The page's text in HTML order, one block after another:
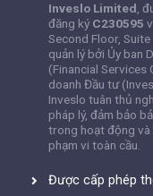
Inveslo Limited ,
đăng ký C230595
Second Floor,
quản lý bởi Ủy ban
(Financial Services
doanh Đầu tư
Inveslo tuân thủ
pháp lý, đảm bảo
trong hoạt động và
phạm vi toàn cầu.
Được cấp phép